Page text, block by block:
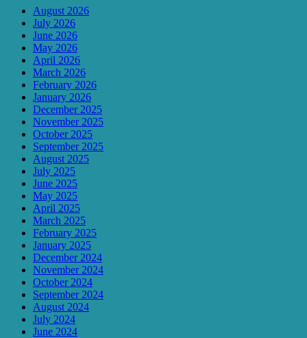
August 2026
July 2026
June 2026
May 2026
April 2026
March 2026
February 2026
January 2026
December 2025
November 2025
October 2025
September 2025
August 2025
July 2025
June 2025
May 2025
April 2025
March 2025
February 2025
January 2025
December 2024
November 2024
October 2024
September 2024
August 2024
July 2024
June 2024